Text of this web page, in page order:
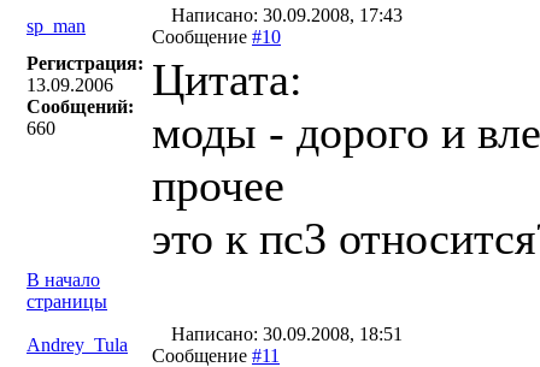
sp_man
Написано: 30.09.2008, 17:43
Сообщение #10
Регистрация:
13.09.2006
Сообщений:
660
Цитата:
моды - дорого и
прочее
это к пс3
В начало
страницы
Andrey_Tula
Написано: 30.09.2008, 18:51
Сообщение #11